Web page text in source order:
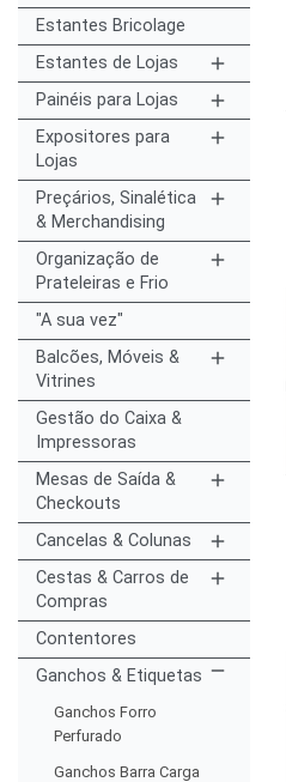
Estantes Bricolage
Estantes de Lojas
add
Painéis para Lojas add
Expositores para
Lojas
add
Preçários, Sinalética
& Merchandising
add
Organização de
Prateleiras e Frio
add
"A sua vez"
Balcões, Móveis &
Vitrines
add
Gestão do Caixa &
Impressoras
Mesas de Saída &
Checkouts
add
Cancelas & Colunas add
Cestas & Carros de
Compras
add
Contentores
Ganchos & Etiquetas remove
Ganchos Forro
Perfurado
Ganchos Barra Carga